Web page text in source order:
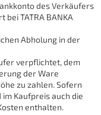
des Verkäufers
bei TATRA BANKA
Abholung in der
verpflichtet, dem
der Ware
zu zahlen. Sofern
Kaufpreis auch die
enthalten.